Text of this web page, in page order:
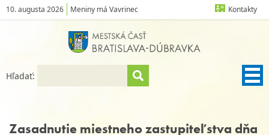
10. augusta 2026 Meniny má Vavrinec Kontakty
Hľadať:
Zasadnutie miestneho zastupiteľstva dňa